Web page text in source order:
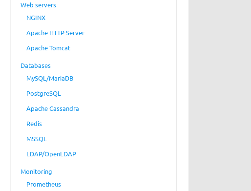
Web servers
NGINX
Apache HTTP Server
Apache Tomcat
Databases
MySQL/MariaDB
PostgreSQL
Apache Cassandra
Redis
MSSQL
LDAP/OpenLDAP
Monitoring
Prometheus